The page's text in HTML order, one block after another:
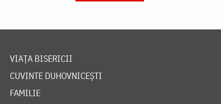
VIAȚA BISERICII
CUVINTE DUHOVNICEȘTI
FAMILIE